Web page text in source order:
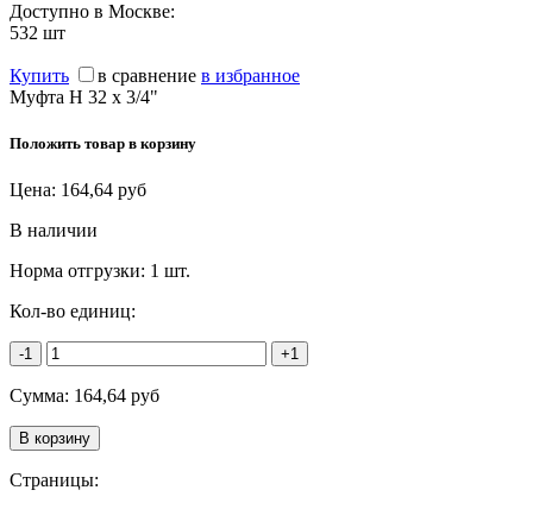
Доступно в Москве:
532 шт
Купить в сравнение в избранное
Муфта Н 32 х 3/4"
Положить товар в корзину
Цена: 164,64 руб
В наличии
Норма отгрузки: 1 шт.
Кол-во единиц:
-1 +1
Сумма: 164,64 руб
Страницы: